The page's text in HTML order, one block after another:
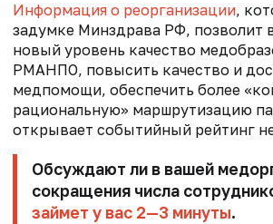
Информация о реорганизации,
задумке Минздрава РФ, позволит
новый уровень качество
РМАНПО, повысить качество и
медпомощи, обеспечить более
рациональную» маршрутизацию
открывает событийный рейтинг
Обсуждают ли в вашей
сокращения числа
займет у вас 2—3 минуты.